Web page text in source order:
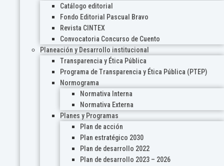
Catálogo editorial
Fondo Editorial Pascual Bravo
Revista CINTEX
Convocatoria Concurso de Cuento
Planeación y Desarrollo institucional
Transparencia y Ética Pública
Programa de Transparencia y Ética Pública (PTEP)
Normograma
Normativa Interna
Normativa Externa
Planes y Programas
Plan de acción
Plan estratégico 2030
Plan de desarrollo 2022
Plan de desarrollo 2023 – 2026